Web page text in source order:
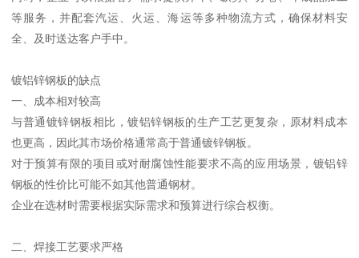
等服务，并配套汽运、火运、海运等多种物流方式，确保材料安
全、及时送达客户手中。
镀铝锌钢板的缺点
一、成本相对较高
与普通镀锌钢板相比，镀铝锌钢板的生产工艺更复杂，原材料成本
也更高，因此其市场价格通常高于普通镀锌钢板。
对于预算有限的项目或对耐腐蚀性能要求不高的应用场景，镀铝锌
钢板的性价比可能不如其他普通钢材。
企业在选材时需要根据实际需求和预算进行综合权衡。
二、焊接工艺要求严格